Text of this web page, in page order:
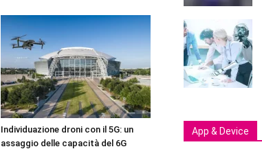
Individuazione droni con il 5G: un
assaggio delle capacità del 6G
App & Device